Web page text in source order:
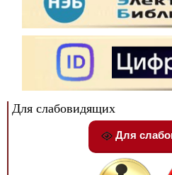
Для слабовидящих
Для